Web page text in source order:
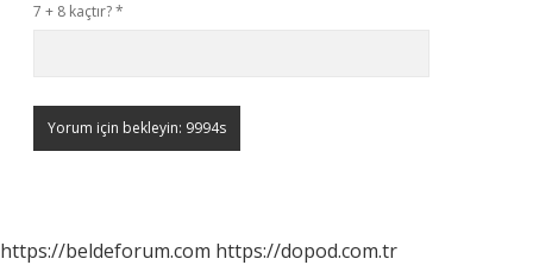
7 + 8 kaçtır?*
https://beldeforum.com https://dopod.com.tr